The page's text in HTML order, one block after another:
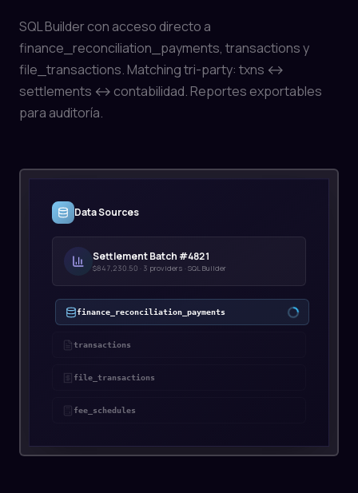
SQL Builder con acceso directo a
finance_reconciliation_payments, transactions y
file_transactions. Matching tri-party: txns ↔
settlements ↔ contabilidad. Reportes exportables
para auditoría.
Data Sources
Settlement Batch #4821
$847,230.50 · 3 providers · SQL Builder
finance_reconciliation_payments
847,230 registros sincronizados